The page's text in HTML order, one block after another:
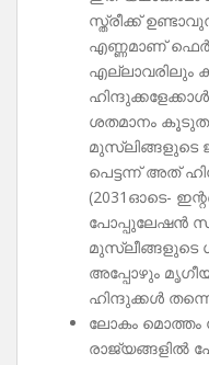
സ്ത്രീക്ക്
എണ്ണമാണ്
ശതമാനം
മുസ്ലിങ്ങളുടെ
പെട്ടന്ന് അത്
(2031ഓടെ-
പോപ്പുലേഷൻ
മുസ്ലീങ്ങളുടെ
അപ്പോഴും
ഹിന്ദുക്കൾ
ലോകം മൊത്തം
രാജ്യങ്ങളിൽ